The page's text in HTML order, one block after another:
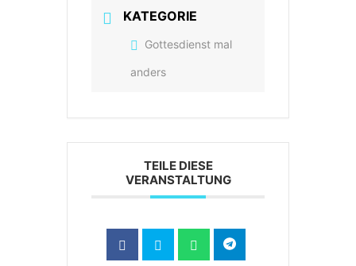
KATEGORIE
Gottesdienst mal
anders
TEILE DIESE
VERANSTALTUNG